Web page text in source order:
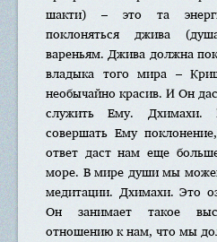
шакти) – это та
поклоняться джива
вареньям. Джива должна
владыка того мира –
необычайно красив. И Он
служить Ему. Дхимахи.
совершать Ему
ответ даст нам еще
море. В мире души мы
медитации. Дхимахи. Это
Он занимает такое
отношению к нам, что мы